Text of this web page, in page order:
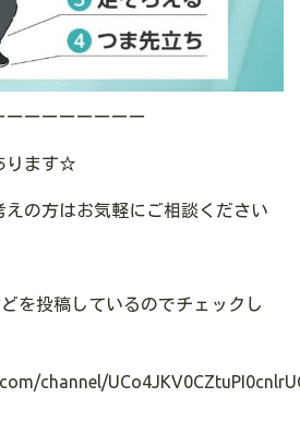
ーーーーーーーー
ます☆
の方はお気軽にご相談ください
を投稿しているのでチェックし
channel/